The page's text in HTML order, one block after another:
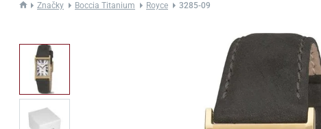
Značky Boccia Titanium Royce 3285-09